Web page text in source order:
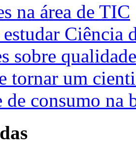
na área de TIC
Ciência
sobre
tornar um
consumo na